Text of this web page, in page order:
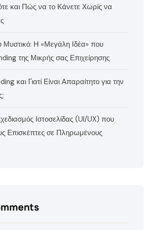
και Πώς να το Κάνετε Χωρίς να
Μυστικό: Η «Μεγάλη Ιδέα» που
της Μικρής σας Επιχείρησης
και Γιατί Είναι Απαραίτητο για την
Ιστοσελίδας (UI/UX) που
Επισκέπτες σε Πληρωμένους